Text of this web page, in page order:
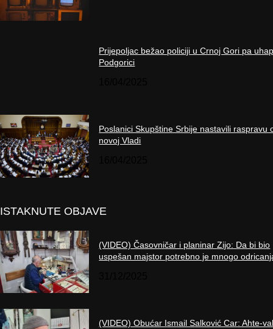
Prijepoljac bežao policiji u Crnoj Gori pa
Podgorici
Poslanici Skupštine Srbije nastavili raspravu
novoj Vladi
ISTAKNUTE OBJAVE
(VIDEO) Časovničar i planinar Zijo: Da bi bio
uspešan majstor potrebno je mnogo
(VIDEO) Obućar Ismail Salković Car: Ahte-